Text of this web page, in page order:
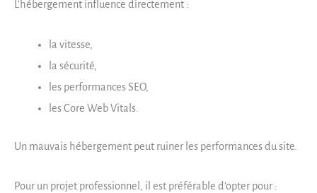
L’hébergement influence directement :
la vitesse,
la sécurité,
les performances SEO,
les Core Web Vitals.
Un mauvais hébergement peut ruiner les performances du site.
Pour un projet professionnel, il est préférable d’opter pour :